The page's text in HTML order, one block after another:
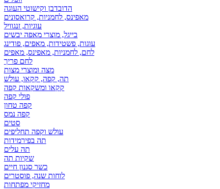
הדובדבן וקישוטי העוגה
מאפינס, לחמניות, קרואסונים
עוגיות, זנגוויל
בייגל, מוצרי מאפה יבשים
עוגות, פשטידות, מאפים, פודינג
לחם, לחמניות, מאפינס, מאפים
לחם פריך
מצה ומוצרי מצות
תה, קפה, קקאו, עולש
קקאו ומשקאות קפה
פולי קפה
קפה טחון
קפה נמס
סטים
עולש וקפה תחליפים
תה בפירמידות
תה עלים
שקיות תה
כשר סגנון חיים
לוחות שנה, פוסטרים
מחזיקי מפתחות